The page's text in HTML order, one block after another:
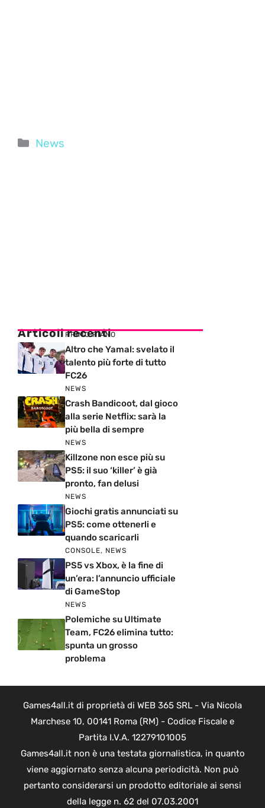
Categorie
News
Articoli recenti
PRIMO PIANO
Altro che Yamal: svelato il
talento più forte di tutto
FC26
NEWS
Crash Bandicoot, dal gioco
alla serie Netflix: sarà la
più bella di sempre
NEWS
Killzone non esce più su
PS5: il suo ‘killer’ è già
pronto, fan delusi
NEWS
Giochi gratis annunciati su
PS5: come ottenerli e
quando scaricarli
CONSOLE, NEWS
PS5 vs Xbox, è la fine di
un’era: l’annuncio ufficiale
di GameStop
NEWS
Polemiche su Ultimate
Team, FC26 elimina tutto:
spunta un grosso
problema
Games4all.it di proprietà di WEB 365 SRL - Via Nicola
Marchese 10, 00141 Roma (RM) - Codice Fiscale e
Partita I.V.A. 12279101005
Games4all.it non è una testata giornalistica, in quanto
viene aggiornato senza alcuna periodicità. Non può
pertanto considerarsi un prodotto editoriale ai sensi
della legge n. 62 del 07.03.2001